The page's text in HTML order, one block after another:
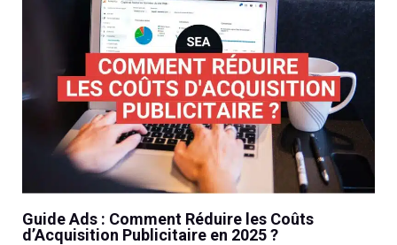
Guide Ads : Comment Réduire les Coûts
d’Acquisition Publicitaire en 2025 ?